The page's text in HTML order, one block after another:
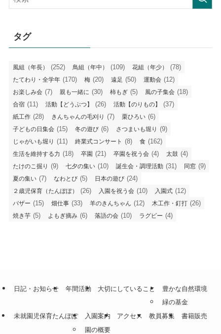
事
タグ
風組（年長） (252) 鳥組（年中） (109) 花組（年少） (78)
たてわり・全学年 (170) 梅 (20) 遠足 (50) 運動会 (12)
お楽しみ会 (7) 親も一緒に (30) 柿もぎ (5) 風の子集会 (18)
合宿 (11) 活動【どうぶつ】 (26) 活動【のりもの】 (37)
紙工作 (28) きんちゃんの毛刈り (7) 栗ひろい (6)
子どもの日集会 (15) 冬の遊び (6) さつまいも堀り (9)
じゃがいも堀り (11) 終業式コンサート (8) 食 (162)
生活を維持する力 (18) 卒園 (21) 卒園を祝う会 (4) 太鼓 (4)
たけのこ掘り (9) 七夕の集い (10) 誕生会・調理活動 (31) 同窓 (9)
夏の集い (7) なわとび (5) 日本の遊び (24)
２歳児保育（たんぽぽ） (26) 入園を祝う会 (10) 入園式 (12)
バザー (15) 畑仕事 (33) 羊のきんちゃん (12) 木工作・釘打 (26)
焼き芋 (5) よもぎ摘み (6) 落語の会 (10) ラグビー (4)
日記・お知らせ 年間活動 大切にしていること
豊かな自然環境
緑の基金
未就園児保育たんぽぽ
入園案内
園の概要
アクセス 教員募集 書籍販売